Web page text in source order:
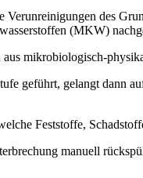
des
(MKW)
mikrobiologisch-
geführt, gelangt
Feststoffe,
manuell